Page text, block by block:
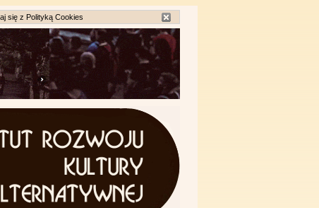
się z Polityką Cookies